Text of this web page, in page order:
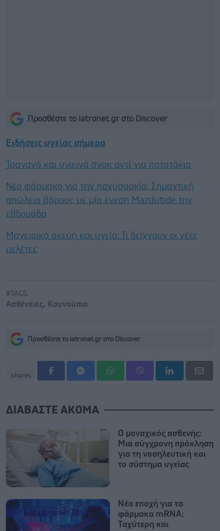
Προσθέστε το iatronet.gr στο Discover
Ειδήσεις υγείας σήμερα
Τραγανά και υγιεινά σνακ αντί για πατατάκια
Νέο φάρμακο για την παχυσαρκία: Σημαντική
απώλεια βάρους με μία ένεση Mazdutide την
εβδομάδα
Μαγειρικά σκεύη και υγεία: Τι δείχνουν οι νέες
μελέτες
#TAGS
Ασθένειες, Κουνούπια
Προσθέστε το iatronet.gr στο Discover
shares
ΔΙΑΒΑΣΤΕ ΑΚΟΜΑ
Ο μοναχικός ασθενής:
Μια σύγχρονη πρόκληση
για τη νοσηλευτική και
το σύστημα υγείας
Νέα εποχή για τα
φάρμακα mRNA:
Ταχύτερη και